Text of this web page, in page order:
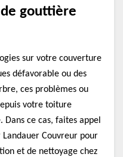
gouttière
sur votre couverture
défavorable ou des
ces problèmes ou
votre toiture
Dans ce cas, faites appel
Couvreur pour
et de nettoyage chez